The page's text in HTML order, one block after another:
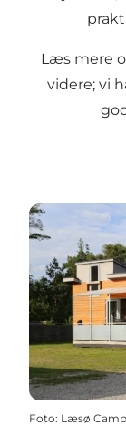
Læs mere
videre; vi
Foto: Læsø